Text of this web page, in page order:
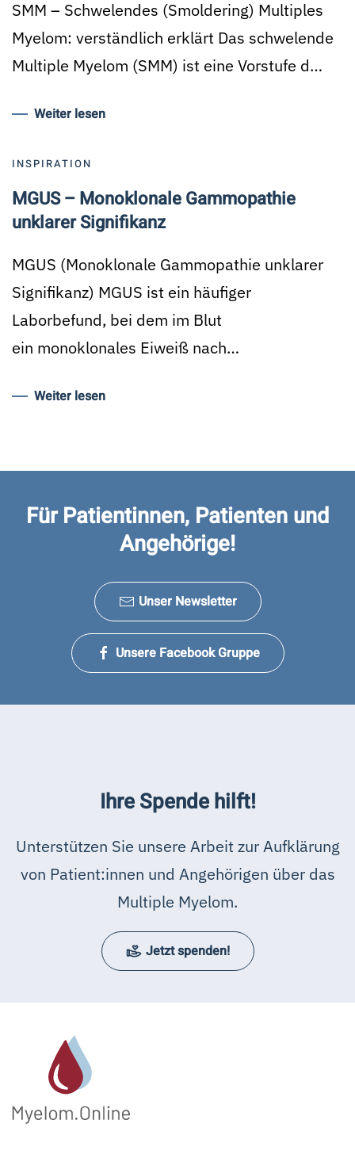
SMM – Schwelendes (Smoldering) Multiples
Myelom: verständlich erklärt Das schwelende
Multiple Myelom (SMM) ist eine Vorstufe d…
Weiter lesen
INSPIRATION
MGUS – Monoklonale Gammopathie
unklarer Signifikanz
MGUS (Monoklonale Gammopathie unklarer
Signifikanz) MGUS ist ein häufiger
Laborbefund, bei dem im Blut
ein monoklonales Eiweiß nach…
Weiter lesen
Für Patientinnen, Patienten und
Angehörige!
Unser Newsletter
Unsere Facebook Gruppe
Ihre Spende hilft!
Unterstützen Sie unsere Arbeit zur Aufklärung
von Patient:innen und Angehörigen über das
Multiple Myelom.
Jetzt spenden!